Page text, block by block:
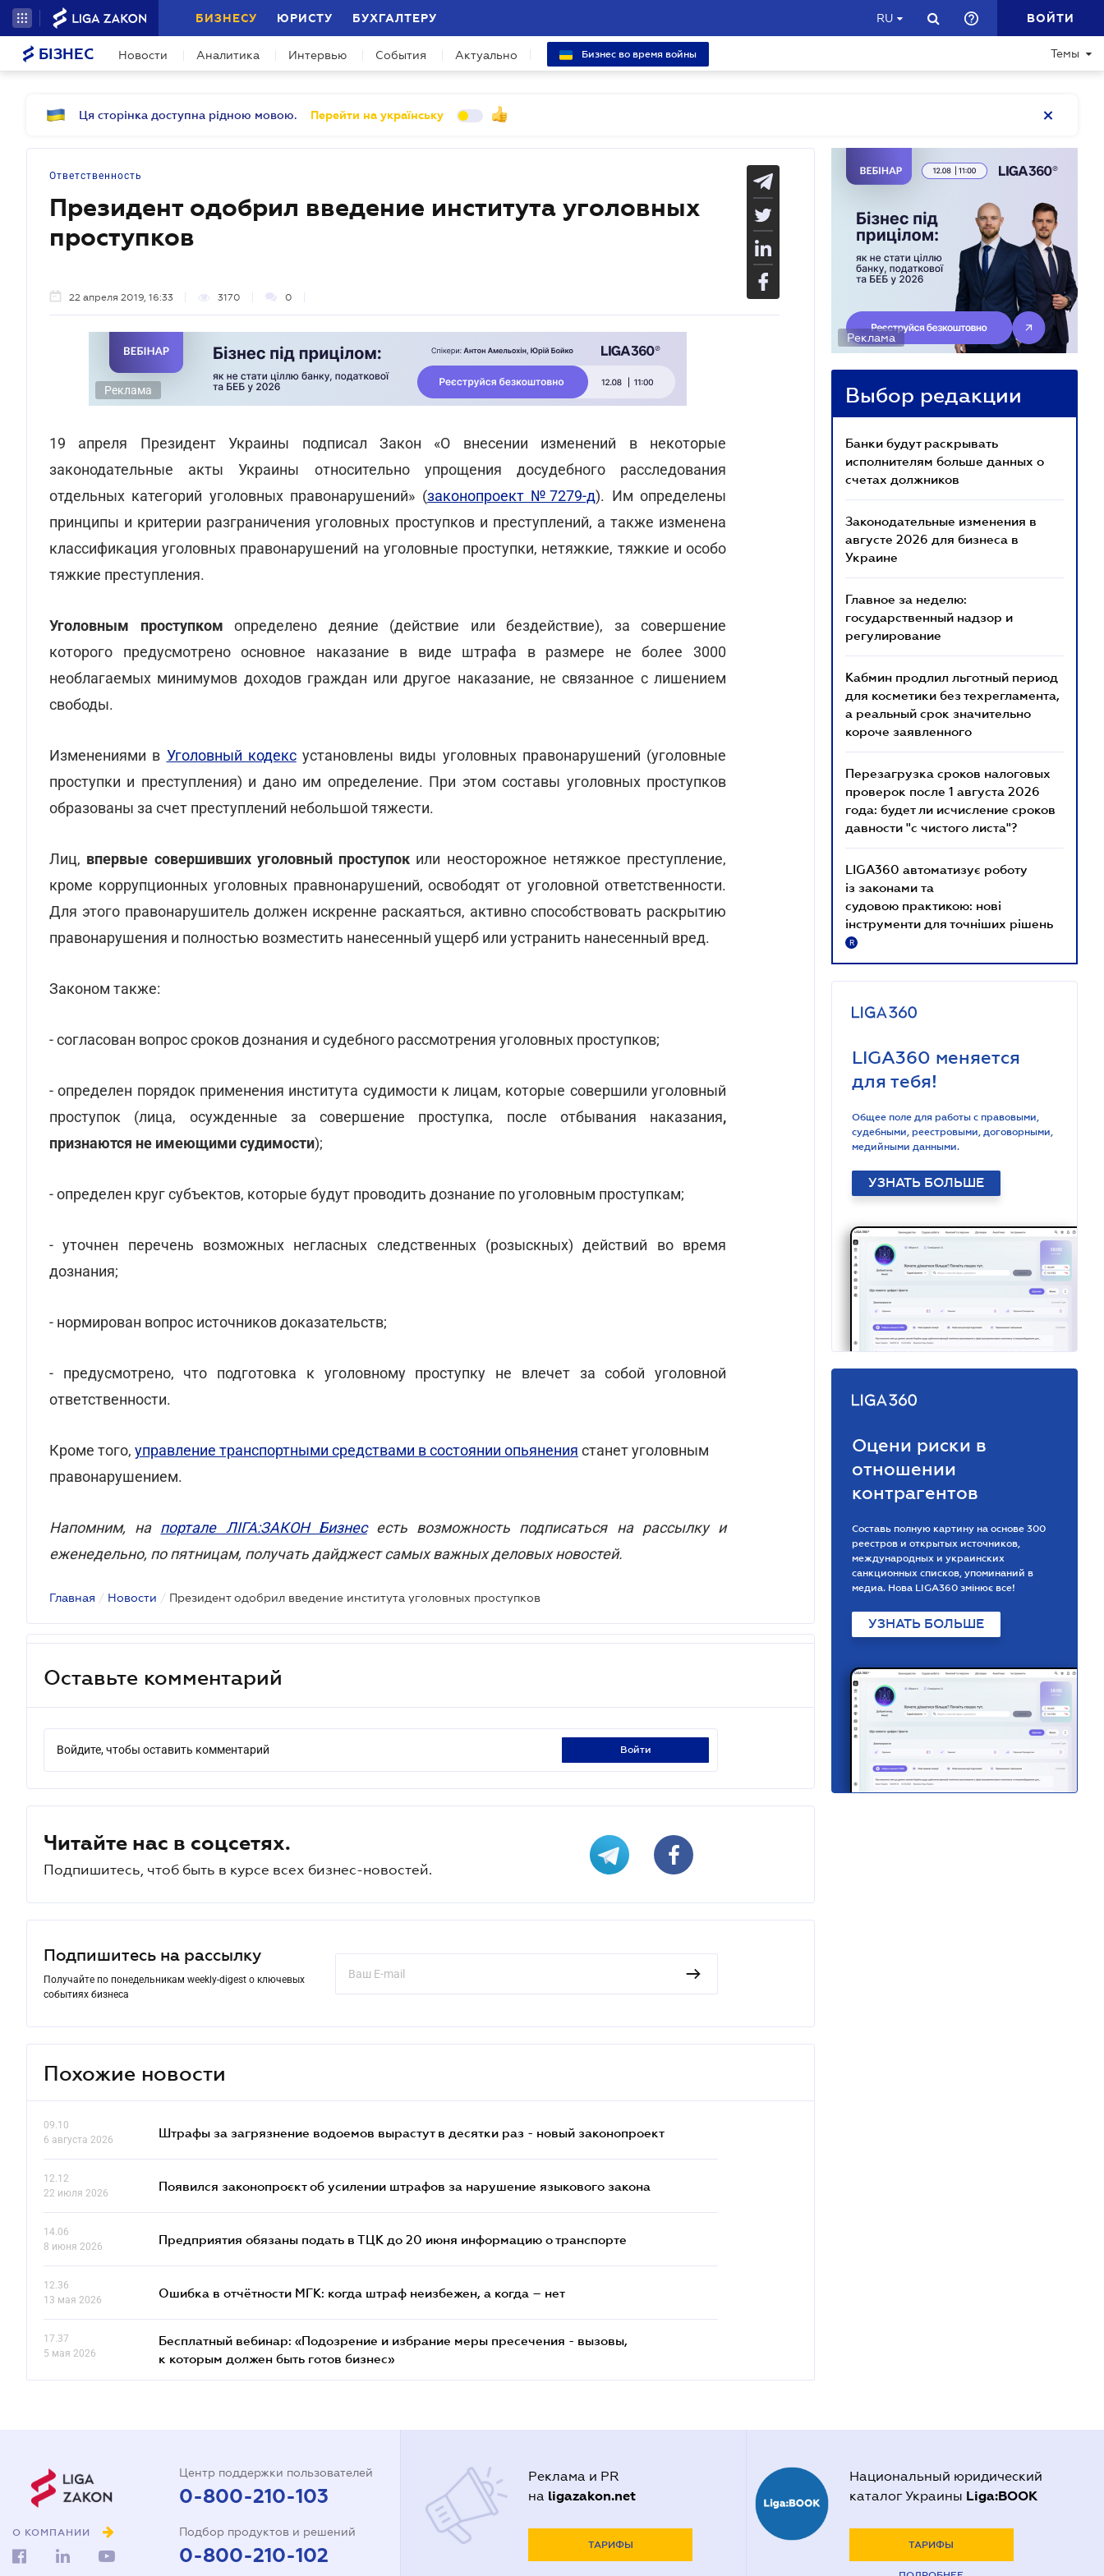
БИЗНЕСУ ЮРИСТУ БУХГАЛТЕРУ RU ВОЙТИ
БІЗНЕС Новости Аналитика Интервью События Актуально Бизнес во время войны Темы
Ця сторінка доступна рідною мовою. Перейти на українську
Ответственность
Президент одобрил введение института уголовных
проступков
22 апреля 2019, 16:33 3170 0
Реклама
19 апреля Президент Украины подписал Закон «О внесении изменений в некоторые
законодательные акты Украины относительно упрощения досудебного расследования
отдельных категорий уголовных правонарушений» (законопроект №7279-д). Им определены
принципы и критерии разграничения уголовных проступков и преступлений, а также изменена
классификация уголовных правонарушений на уголовные проступки, нетяжкие, тяжкие и особо
тяжкие преступления.
Уголовным проступком определено деяние (действие или бездействие), за совершение
которого предусмотрено основное наказание в виде штрафа в размере не более 3000
необлагаемых минимумов доходов граждан или другое наказание, не связанное с лишением
свободы.
Изменениями в Уголовный кодексустановлены виды уголовных правонарушений (уголовные
проступки и преступления) и дано им определение. При этом составы уголовных проступков
образованы за счет преступлений небольшой тяжести.
Лиц, впервые совершивших уголовный проступок или неосторожное нетяжкое преступление,
кроме коррупционных уголовных правнонарушений, освободят от уголовной ответственности.
Для этого правонарушитель должен искренне раскаяться, активно способствовать раскрытию
правонарушения и полностью возместить нанесенный ущерб или устранить нанесенный вред.
Законом также:
- согласован вопрос сроков дознания и судебного рассмотрения уголовных проступков;
- определен порядок применения института судимости к лицам, которые совершили уголовный
проступок (лица, осужденные за совершение проступка, после отбывания наказания,
признаются не имеющими судимости);
- определен круг субъектов, которые будут проводить дознание по уголовным проступкам;
- уточнен перечень возможных негласных следственных (розыскных) действий во время
дознания;
- нормирован вопрос источников доказательств;
- предусмотрено, что подготовка к уголовному проступку не влечет за собой уголовной
ответственности.
Кроме того, управление транспортными средствами в состоянии опьянения станет уголовным
правонарушением.
Напомним, на портале ЛІГА:ЗАКОН Бизнесесть возможность подписаться на рассылку и
еженедельно, по пятницам, получать дайджест самых важных деловых новостей.
Главная / Новости / Президент одобрил введение института уголовных проступков
Оставьте комментарий
Войдите, чтобы оставить комментарий войти
Читайте нас в соцсетях.
Подпишитесь, чтоб быть в курсе всех бизнес-новостей.
Подпишитесь на рассылку
Получайте по понедельникам weekly-digest о ключевых
событиях бизнеса
Похожие новости
09.10
6 августа 2026
Штрафы за загрязнение водоемов вырастут в десятки раз - новый законопроект
12.12
22 июля 2026
Появился законопроєкт об усилении штрафов за нарушение языкового закона
14.06
8 июня 2026
Предприятия обязаны подать в ТЦК до 20 июня информацию о транспорте
12.36
13 мая 2026
Ошибка в отчётности МГК: когда штраф неизбежен, а когда – нет
17.37
5 мая 2026
Бесплатный вебинар: «Подозрение и избрание меры пресечения - вызовы,
к которым должен быть готов бизнес»
Реклама
Выбор редакции
Банки будут раскрывать
исполнителям больше данных о
счетах должников
Законодательные изменения в
августе 2026 для бизнеса в
Украине
Главное за неделю:
государственный надзор и
регулирование
Кабмин продлил льготный период
для косметики без техрегламента,
а реальный срок значительно
короче заявленного
Перезагрузка сроков налоговых
проверок после 1 августа 2026
года: будет ли исчисление сроков
давности "с чистого листа"?
LIGA360 автоматизує роботу
із законами та
судовою практикою: нові
інструменти для точніших рішень
R
LIGA360 меняется
для тебя!
Общее поле для работы с правовыми,
судебными, реестровыми, договорными,
медийными данными.
УЗНАТЬ БОЛЬШЕ
Оцени риски в
отношении
контрагентов
Составь полную картину на основе 300
реестров и открытых источников,
международных и украинских
санкционных списков, упоминаний в
медиа. Нова LIGA360 змінює все!
УЗНАТЬ БОЛЬШЕ
О КОМПАНИИ
Центр поддержки пользователей
0-800-210-103
Подбор продуктов и решений
0-800-210-102
Реклама и PR
на ligazakon.net
ТАРИФЫ
Национальный юридический
каталог Украины Liga:BOOK
ТАРИФЫ